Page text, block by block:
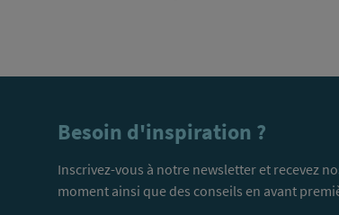
Besoin d'inspiration ?
Inscrivez-vous à notre newsletter et recevez
moment ainsi que des conseils en avant